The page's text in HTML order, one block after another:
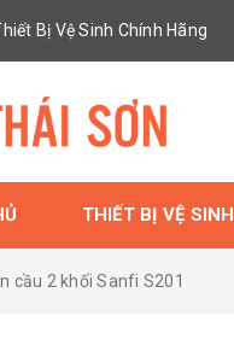
Bị Vệ Sinh Chính Hãng
THIẾT BỊ VỆ SINH
cầu 2 khối Sanfi S201